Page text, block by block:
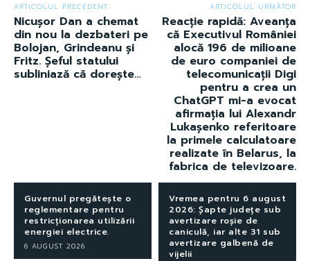
ARTICOLUL PRECEDENT
Nicușor Dan a chemat
din nou la dezbateri pe
Bolojan, Grindeanu și
Fritz. Șeful statului
subliniază că dorește…
ARTICOLUL URMĂTOR
Reacție rapidă: Aveanța
că Executivul României
alocă 196 de milioane
de euro companiei de
telecomunicații Digi
pentru a crea un
ChatGPT mi-a evocat
afirmația lui Alexandr
Lukașenko referitoare
la primele calculatoare
realizate în Belarus, la
fabrica de televizoare.
Guvernul pregătește o
reglementare pentru
restricționarea utilizării
energiei electrice.
6 AUGUST 2026
Vremea pentru 6 august
2026: Șapte județe sub
avertizare roșie de
caniculă, iar alte 31 sub
avertizare galbenă de
vijelii